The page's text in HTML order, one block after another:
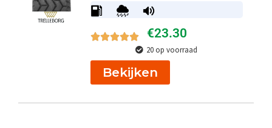
€23.30
20 op voorraad
Bekijken